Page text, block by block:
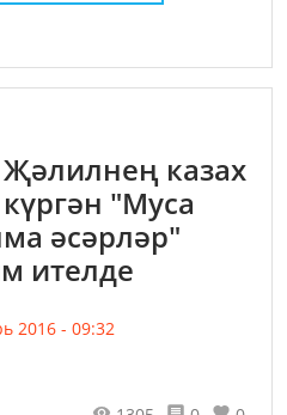
казах
"Муса
әсәрләр"
ителде
2016 - 09:32